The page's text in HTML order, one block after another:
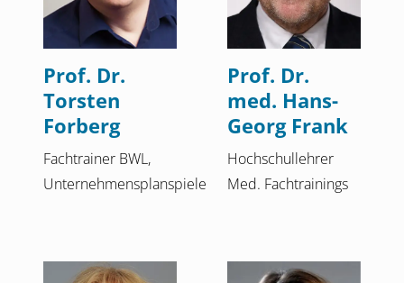
Prof. Dr.
Torsten
Forberg
Fachtrainer BWL,
Unternehmensplanspiele
Prof. Dr.
med. Hans-
Georg Frank
Hochschullehrer
Med. Fachtrainings